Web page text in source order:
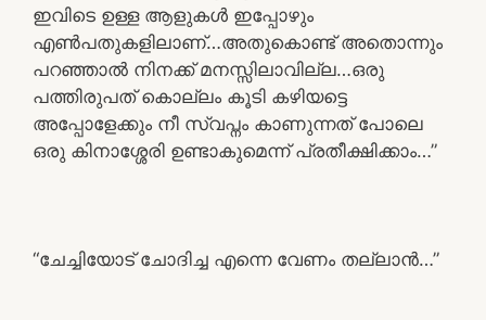
ഇവിടെ ഉള്ള ആളുകൾ ഇപ്പോഴും
എൺപതുകളിലാണ്…അതുകൊണ്ട് അതൊന്നും
പറഞ്ഞാൽ നിനക്ക് മനസ്സിലാവില്ല…ഒരു
പത്തിരുപത് കൊല്ലം കൂടി കഴിയട്ടെ
അപ്പോളേക്കും നീ സ്വപ്നം കാണുന്നത് പോലെ
ഒരു കിനാശ്ശേരി ഉണ്ടാകുമെന്ന് പ്രതീക്ഷിക്കാം…”
“ചേച്ചിയോട് ചോദിച്ച എന്നെ വേണം തല്ലാൻ…”